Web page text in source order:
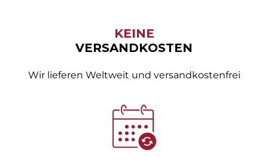
KEINE
VERSANDKOSTEN
Wir lieferen Weltweit und versandkostenfrei